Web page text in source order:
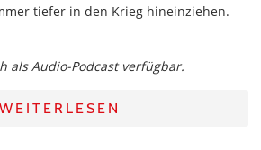
tiefer in den Krieg hineinziehen.
als Audio-Podcast verfügbar.
WEITERLESEN